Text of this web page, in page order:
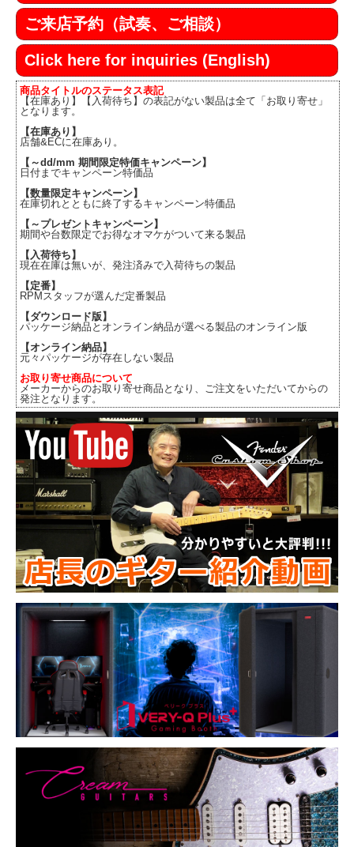
ご来店予約（試奏、ご相談）
Click here for inquiries (English)
商品タイトルのステータス表記
【在庫あり】【入荷待ち】の表記がない製品は全て「お取り寄せ」
となります。
【在庫あり】
店舗&ECに在庫あり。
【～dd/mm 期間限定特価キャンペーン】
日付までキャンペーン特価品
【数量限定キャンペーン】
在庫切れとともに終了するキャンペーン特価品
【～プレゼントキャンペーン】
期間や台数限定でお得なオマケがついて来る製品
【入荷待ち】
現在在庫は無いが、発注済みで入荷待ちの製品
【定番】
RPMスタッフが選んだ定番製品
【ダウンロード版】
パッケージ納品とオンライン納品が選べる製品のオンライン版
【オンライン納品】
元々パッケージが存在しない製品
お取り寄せ商品について
メーカーからのお取り寄せ商品となり、ご注文をいただいてからの
発注となります。